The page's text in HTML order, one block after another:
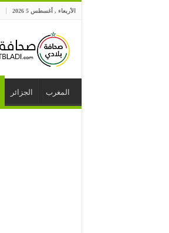
الأربعاء , أغسطس 5 2026
المغرب الجزائر